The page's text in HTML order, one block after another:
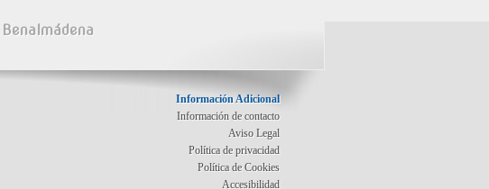
Información Adicional
Información de contacto
Aviso Legal
Política de privacidad
Política de Cookies
Accesibilidad